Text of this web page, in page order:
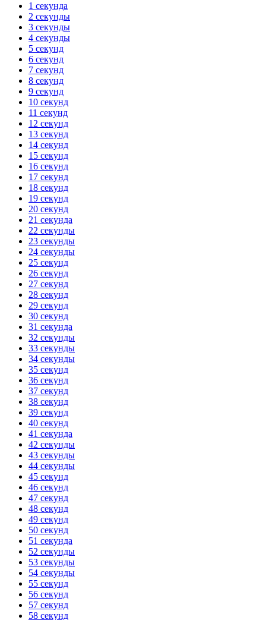
1 секунда
2 секунды
3 секунды
4 секунды
5 секунд
6 секунд
7 секунд
8 секунд
9 секунд
10 секунд
11 секунд
12 секунд
13 секунд
14 секунд
15 секунд
16 секунд
17 секунд
18 секунд
19 секунд
20 секунд
21 секунда
22 секунды
23 секунды
24 секунды
25 секунд
26 секунд
27 секунд
28 секунд
29 секунд
30 секунд
31 секунда
32 секунды
33 секунды
34 секунды
35 секунд
36 секунд
37 секунд
38 секунд
39 секунд
40 секунд
41 секунда
42 секунды
43 секунды
44 секунды
45 секунд
46 секунд
47 секунд
48 секунд
49 секунд
50 секунд
51 секунда
52 секунды
53 секунды
54 секунды
55 секунд
56 секунд
57 секунд
58 секунд